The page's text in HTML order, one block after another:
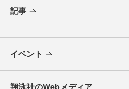
記事
イベント